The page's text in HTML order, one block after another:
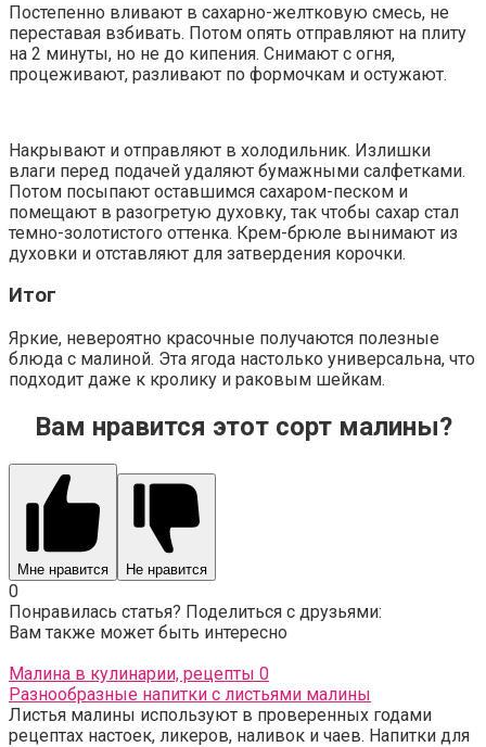
Постепенно вливают в сахарно-желтковую смесь, не
переставая взбивать. Потом опять отправляют на плиту
на 2 минуты, но не до кипения. Снимают с огня,
процеживают, разливают по формочкам и остужают.
Накрывают и отправляют в холодильник. Излишки
влаги перед подачей удаляют бумажными салфетками.
Потом посыпают оставшимся сахаром-песком и
помещают в разогретую духовку, так чтобы сахар стал
темно-золотистого оттенка. Крем-брюле вынимают из
духовки и отставляют для затвердения корочки.
Итог
Яркие, невероятно красочные получаются полезные
блюда с малиной. Эта ягода настолько универсальна, что
подходит даже к кролику и раковым шейкам.
Вам нравится этот сорт малины?
Мне нравится Не нравится
0
Понравилась статья? Поделиться с друзьями:
Вам также может быть интересно
Малина в кулинарии, рецепты 0
Разнообразные напитки с листьями малины
Листья малины используют в проверенных годами
рецептах настоек, ликеров, наливок и чаев. Напитки для